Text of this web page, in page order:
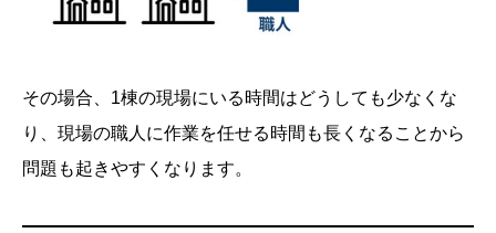
その場合、1棟の現場にいる時間はどうしても少なくな
り、現場の職人に作業を任せる時間も長くなることから
問題も起きやすくなります。